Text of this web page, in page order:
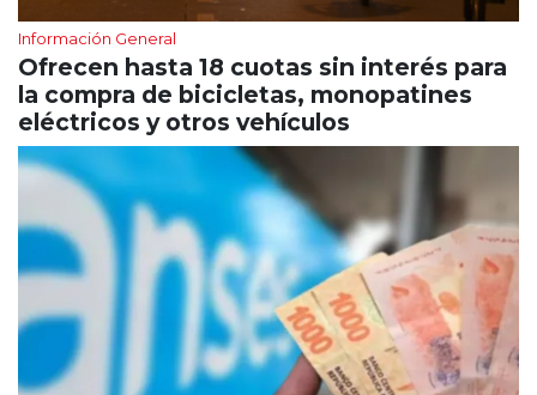
Información General
Ofrecen hasta 18 cuotas sin interés para
la compra de bicicletas, monopatines
eléctricos y otros vehículos